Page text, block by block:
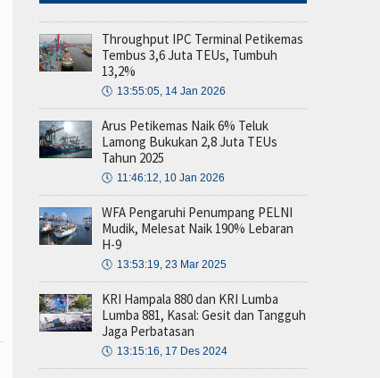
Throughput IPC Terminal Petikemas
Tembus 3,6 Juta TEUs, Tumbuh
13,2%
🕔 13:55:05, 14 Jan 2026
Arus Petikemas Naik 6% Teluk
Lamong Bukukan 2,8 Juta TEUs
Tahun 2025
🕔 11:46:12, 10 Jan 2026
WFA Pengaruhi Penumpang PELNI
Mudik, Melesat Naik 190% Lebaran
H-9
🕔 13:53:19, 23 Mar 2025
KRI Hampala 880 dan KRI Lumba
Lumba 881, Kasal: Gesit dan Tangguh
Jaga Perbatasan
🕔 13:15:16, 17 Des 2024